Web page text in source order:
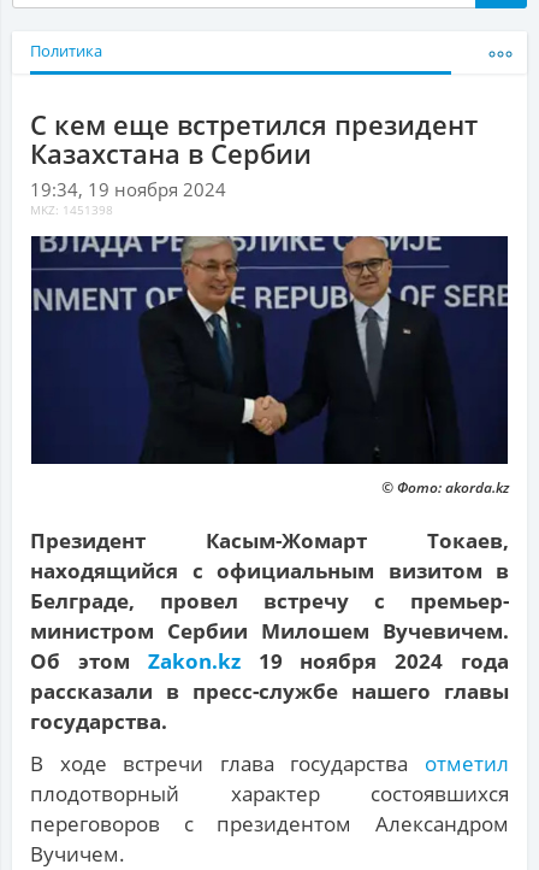
Политика
С кем еще встретился президент
Казахстана в Сербии
19:34, 19 ноября 2024
MKZ: 1451398
© Фото: akorda.kz
Президент Касым-Жомарт Токаев,
находящийся с официальным визитом в
Белграде, провел встречу с премьер-
министром Сербии Милошем Вучевичем.
Об этом Zakon.kz19 ноября 2024 года
рассказали в пресс-службе нашего главы
государства.
В ходе встречи глава государства отметил
плодотворный характер состоявшихся
переговоров с президентом Александром
Вучичем.